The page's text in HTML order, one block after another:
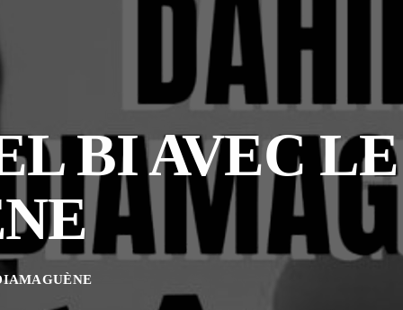
BI AVEC